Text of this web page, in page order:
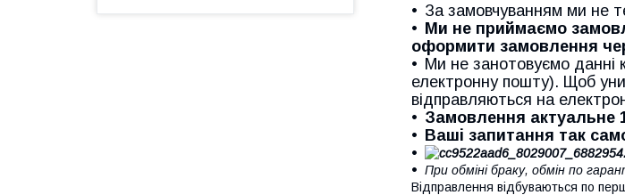
За замовчуванням ми не
Ми не приймаємо
оформити замовлення
Ми не занотовуємо данні
електронну пошту). Щоб
відправляються на
Замовлення актуальне
Ваші запитання так
При обміні браку, обмін по
Відправлення відбуваються по